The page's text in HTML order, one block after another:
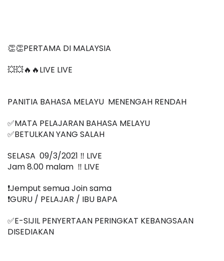
👏👏PERTAMA DI MALAYSIA
💥💥🔥🔥LIVE LIVE
PANITIA BAHASA MELAYU  MENENGAH RENDAH
✅MATA PELAJARAN BAHASA MELAYU
✅BETULKAN YANG SALAH
SELASA  09/3/2021 ‼️ LIVE
Jam 8.00 malam  ‼️ LIVE
❗️Jemput semua Join sama
❗️GURU / PELAJAR / IBU BAPA
✅E-SIJIL PENYERTAAN PERINGKAT KEBANGSAAN
DISEDIAKAN